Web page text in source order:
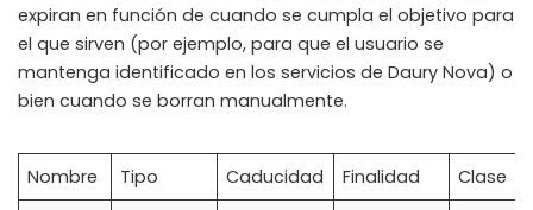
expiran en función de cuando se cumpla el objetivo para
el que sirven (por ejemplo, para que el usuario se
mantenga identificado en los servicios de Daury Nova) o
bien cuando se borran manualmente.
Nombre Tipo Caducidad Finalidad Clase